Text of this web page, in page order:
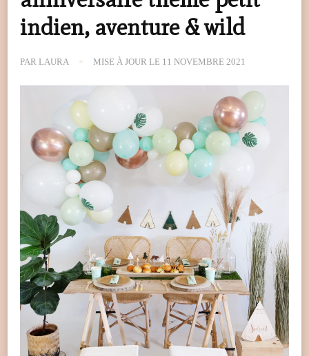
indien, aventure & wild
PAR LAURA MISE À JOUR LE 11 NOVEMBRE 2021